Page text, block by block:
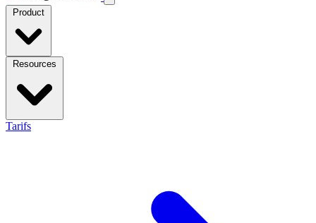
Tarifs